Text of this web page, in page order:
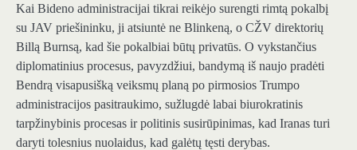
Kai Bideno administracijai tikrai reikėjo surengti rimtą pokalbį
su JAV priešininku, ji atsiuntė ne Blinkeną, o CŽV direktorių
Billą Burnsą, kad šie pokalbiai būtų privatūs. O vykstančius
diplomatinius procesus, pavyzdžiui, bandymą iš naujo pradėti
Bendrą visapusišką veiksmų planą po pirmosios Trumpo
administracijos pasitraukimo, sužlugdė labai biurokratinis
tarpžinybinis procesas ir politinis susirūpinimas, kad Iranas turi
daryti tolesnius nuolaidus, kad galėtų tęsti derybas.